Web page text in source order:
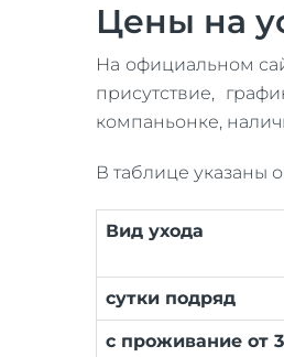
Цены на
На официальном
присутствие,
компаньонке,
В таблице указаны
Вид ухода
сутки подряд
с проживание от